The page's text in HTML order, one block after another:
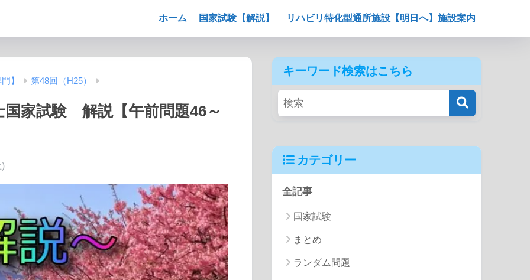
ホーム 国家試験【解説】 リハビリ特化型通所施設【明日へ】施設案内
】 第48回（H25）
家試験 解説【午前問題46～
キーワード検索はこちら
カテゴリー
全記事
国家試験
まとめ
ランダム問題